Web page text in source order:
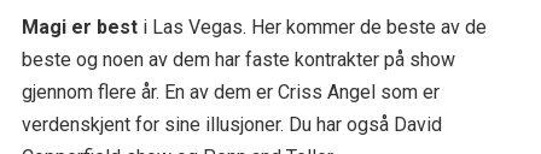
Magi er besti Las Vegas. Her kommer de beste av de
beste og noen av dem har faste kontrakter på show
gjennom flere år. En av dem er Criss Angel som er
verdenskjent for sine illusjoner. Du har også David